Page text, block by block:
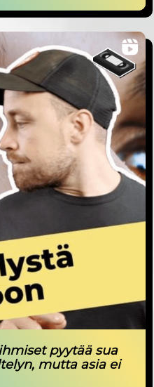
pyytää sua
mutta asia ei